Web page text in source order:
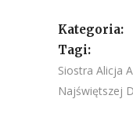
Kategoria:
Tagi:
Siostra Alicja
Najświętszej